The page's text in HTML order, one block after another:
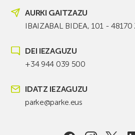
AURKI GAITZAZU
IBAIZABAL BIDEA, 101 -
DEI IEZAGUZU
+34 944 039 500
IDATZ IEZAGUZU
parke@parke.eus